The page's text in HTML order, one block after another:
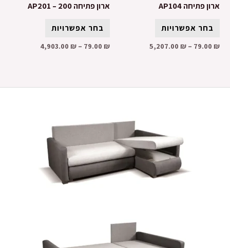
ארון פתיחה AP104
בחר אפשרויות
79.00₪
–
5,207.00₪
ארון פתיחה AP201 – 200
בחר אפשרויות
79.00₪
–
4,903.00₪